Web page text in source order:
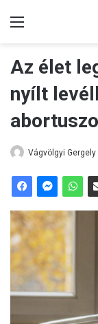
Az élet
nyílt
Vágvölgyi Gergely